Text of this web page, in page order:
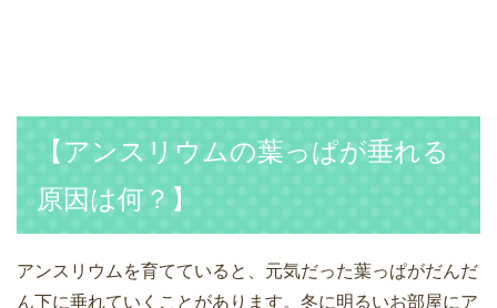
【アンスリウムの葉っぱが垂れる
原因は何？】
アンスリウムを育てていると、元気だった葉っぱがだんだ
ん下に垂れていくことがあります。冬に明るいお部屋にア